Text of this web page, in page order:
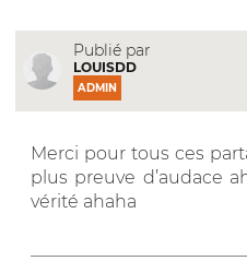
Publié par
LOUISDD
ADMIN
Merci pour tous ces
plus preuve d’audace
vérité ahaha